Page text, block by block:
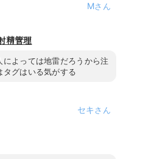
M
精管理
によっては地雷だろうから注
タグはいる気がする
セキ